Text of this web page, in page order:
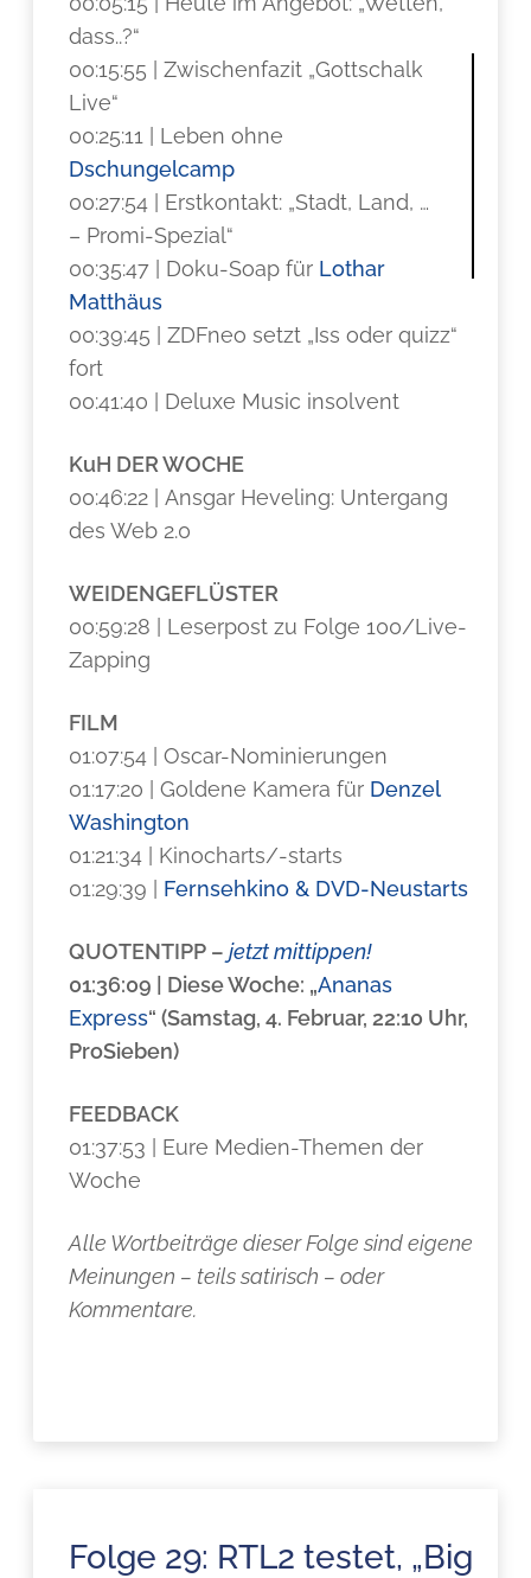
dass..?“
00:15:55 | Zwischenfazit „Gottschalk
Live“
00:25:11 | Leben ohne
Dschungelcamp
00:27:54 | Erstkontakt: „Stadt, Land, …
– Promi-Spezial“
00:35:47 | Doku-Soap für Lothar
Matthäus
00:39:45 | ZDFneo setzt „Iss oder quizz“
fort
00:41:40 | Deluxe Music insolvent
KuH DER WOCHE
00:46:22 | Ansgar Heveling: Untergang
des Web 2.0
WEIDENGEFLÜSTER
00:59:28 | Leserpost zu Folge 100/Live-
Zapping
FILM
01:07:54 | Oscar-Nominierungen
01:17:20 | Goldene Kamera für Denzel
Washington
01:21:34 | Kinocharts/-starts
01:29:39 | Fernsehkino & DVD-Neustarts
QUOTENTIPP –jetzt mittippen!
01:36:09 | Diese Woche: „Ananas
Express“ (Samstag, 4. Februar, 22:10 Uhr,
ProSieben)
FEEDBACK
01:37:53 | Eure Medien-Themen der
Woche
Alle Wortbeiträge dieser Folge sind eigene
Meinungen – teils satirisch – oder
Kommentare.
Folge 29: RTL2 testet, „Big